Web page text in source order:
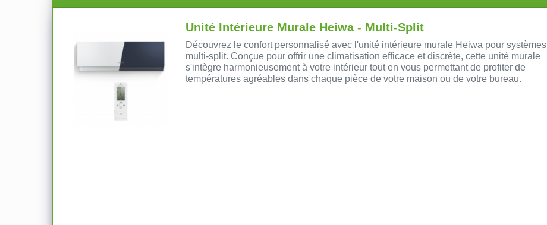
Unité Intérieure Murale Heiwa - Multi-Split
Découvrez le confort personnalisé avec l'unité intérieure murale Heiwa pour systèmes
multi-split. Conçue pour offrir une climatisation efficace et discrète, cette unité murale
s'intègre harmonieusement à votre intérieur tout en vous permettant de profiter de
températures agréables dans chaque pièce de votre maison ou de votre bureau.